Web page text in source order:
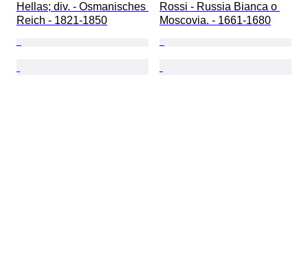
Hellas; div. - Osmanisches
Reich - 1821-1850
Rossi - Russia Bianca o
Moscovia. - 1661-1680